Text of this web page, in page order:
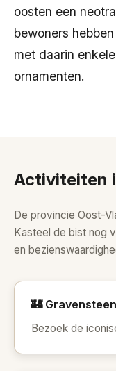
oosten een
bewoners
met daarin
ornamenten.
Activiteiten
De provincie Oost-
Kasteel de bist nog
en
🏰
Bezoek de